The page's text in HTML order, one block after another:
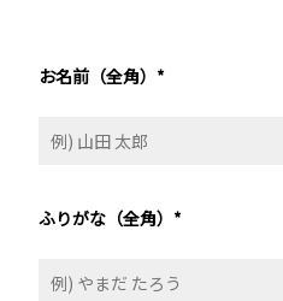
お名前（全角） *
ふりがな（全角） *